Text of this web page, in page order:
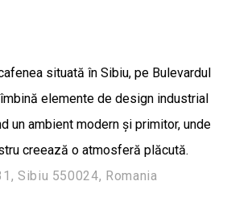
situată în Sibiu, pe Bulevardul
elemente de design industrial
un ambient modern și primitor, unde
creează o atmosferă plăcută.
Sibiu 550024, Romania